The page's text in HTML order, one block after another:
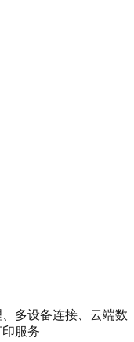
多设备连接、云端数
服务